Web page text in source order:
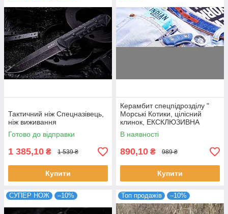
Тактичний ніж Спецназівець,
ніж виживання
Готово до відправки
1 385,10 ₴ 1 539 ₴
Купити
Керамбит спецпідрозділу "
Морські Котики, цілісний
клинок, ЕКСКЛЮЗИВНА
МОДЕЛЬ
В наявності
890,10 ₴ 989 ₴
Купити
СУПЕР НОЖ –10% Топ продажів –10%